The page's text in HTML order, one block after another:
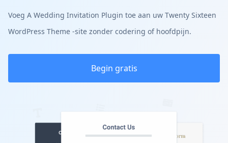
Voeg A Wedding Invitation Plugin toe aan uw Twenty Sixteen
WordPress Theme -site zonder codering of hoofdpijn.
Begin gratis